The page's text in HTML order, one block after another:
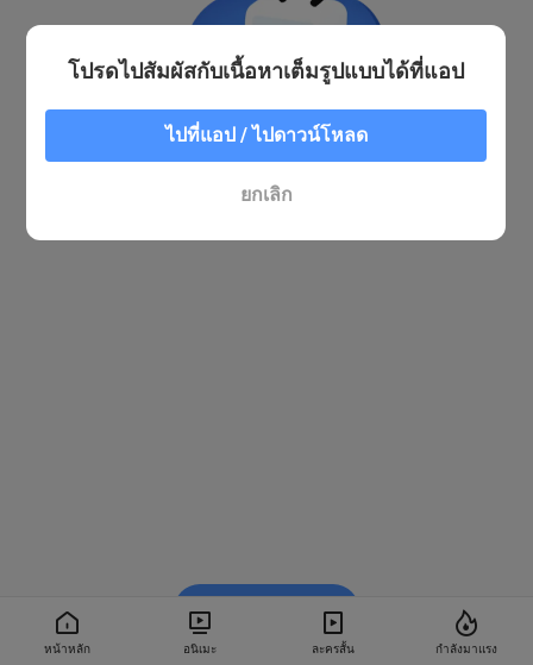
หน้าหลัก อนิเมะ ละครสั้น กำลังมาแรง
รับชมใน BiliBili
โปรดไปสัมผัสกับเนื้อหาเต็มรูปแบบได้ที่แอป
ไปที่แอป / ไปดาวน์โหลด
ยกเลิก